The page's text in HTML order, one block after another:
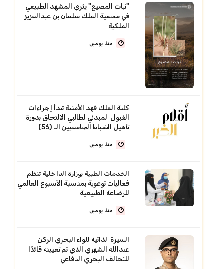
"نبات المصيع" يثري المشهد الطبيعي
في محمية الملك سلمان بن عبدالعزيز
الملكية
منذ يومين
كلية الملك فهد الأمنية تبدأ إجراءات
القبول المبدئي لطالبي الالتحاق بدورة
تأهيل الضباط الجامعيين الـ (56)
منذ يومين
الخدمات الطبية بوزارة الداخلية تنظم
فعاليات توعوية بمناسبة الأسبوع العالمي
للرضاعة الطبيعية
منذ يومين
السيرة الذاتية للواء البحري الركن
عبدالله الشهري الذي تم تعيينه قائدًا
للتحالف البحري الدفاعي